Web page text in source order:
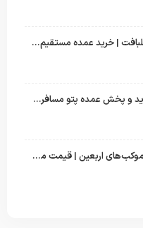
قیمت پتو یک‌نفره ضخیم گلبافت | خرید عمده مستقیم با بهترین قیمت
قیمت پتو سبک سنس | خرید و پخش عمده پتو مسافرتی Sense
خرید عمده پتو مینک برای موکب‌های اربعین | قیمت مناسب و ارسال سریع